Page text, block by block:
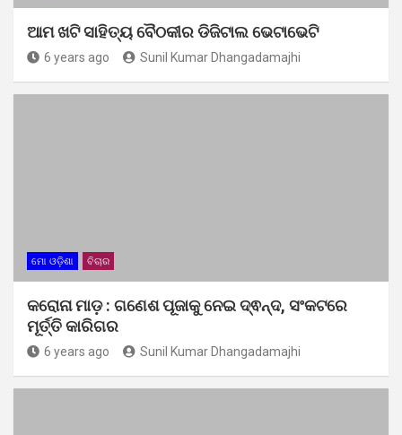
ଆମ ଖଟି ସାହିତ୍ୟ ବୈଠକୀର ଡିଜିଟାଲ ଭେଟାଭେଟି
6 years ago Sunil Kumar Dhangadamajhi
ମୋ ଓଡ଼ିଶା ବିଚାର
କରୋନା ମାଡ଼ : ଗଣେଶ ପୂଜାକୁ ନେଇ ଦ୍ଵନ୍ଦ, ସଂକଟରେ
ମୂର୍ତ୍ତି କାରିଗର
6 years ago Sunil Kumar Dhangadamajhi